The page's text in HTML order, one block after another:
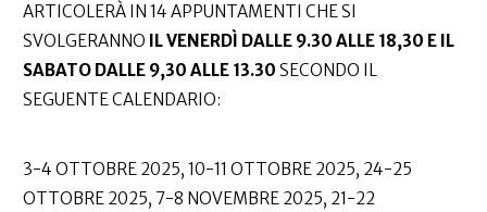
ARTICOLERÀ IN 14 APPUNTAMENTI CHE SI
SVOLGERANNO IL VENERDÌ DALLE 9.30 ALLE 18,30 E IL
SABATO DALLE 9,30 ALLE 13.30 SECONDO IL
SEGUENTE CALENDARIO:
3-4 OTTOBRE 2025, 10-11 OTTOBRE 2025, 24-25
OTTOBRE 2025, 7-8 NOVEMBRE 2025, 21-22